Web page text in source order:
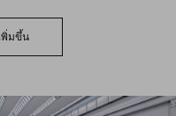
พิ่มขึ้น